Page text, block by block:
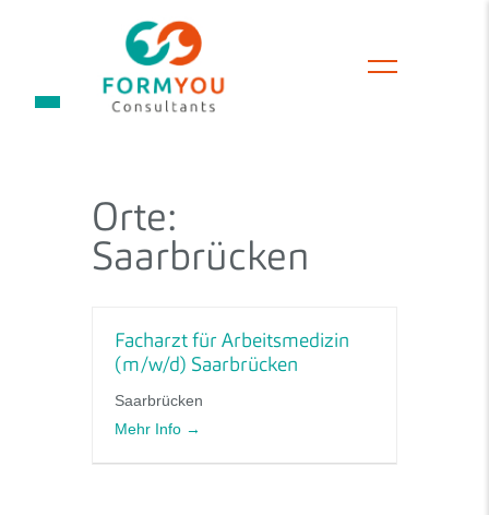
Orte:
Saarbrücken
Facharzt für Arbeitsmedizin
(m/w/d) Saarbrücken
Saarbrücken
Mehr Info